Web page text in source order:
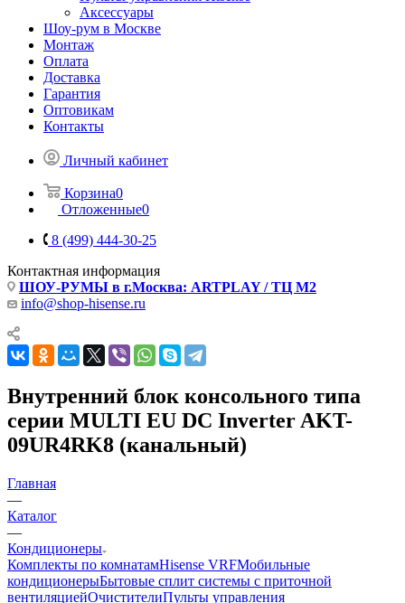
Аксессуары
Шоу-рум в Москве
Монтаж
Оплата
Доставка
Гарантия
Оптовикам
Контакты
Личный кабинет
Корзина0
Отложенные0
8 (499) 444-30-25
Контактная информация
ШОУ-РУМЫ в г.Москва: ARTPLAY / ТЦ М2
info@shop-hisense.ru
Внутренний блок консольного типа
серии MULTI EU DC Inverter AKT-
09UR4RK8 (канальный)
Главная
—
Каталог
—
Кондиционеры
Комплекты по комнатамHisense VRFМобильные
кондиционерыБытовые сплит системы с приточной
вентиляциейОчистителиПульты управления